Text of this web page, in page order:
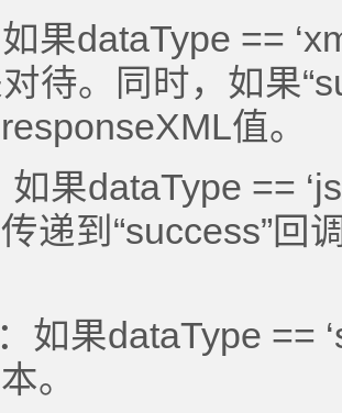
如果dataType ==
待。同时，如果
值。
如果dataType ==
递到“success”回
：如果dataType ==
。